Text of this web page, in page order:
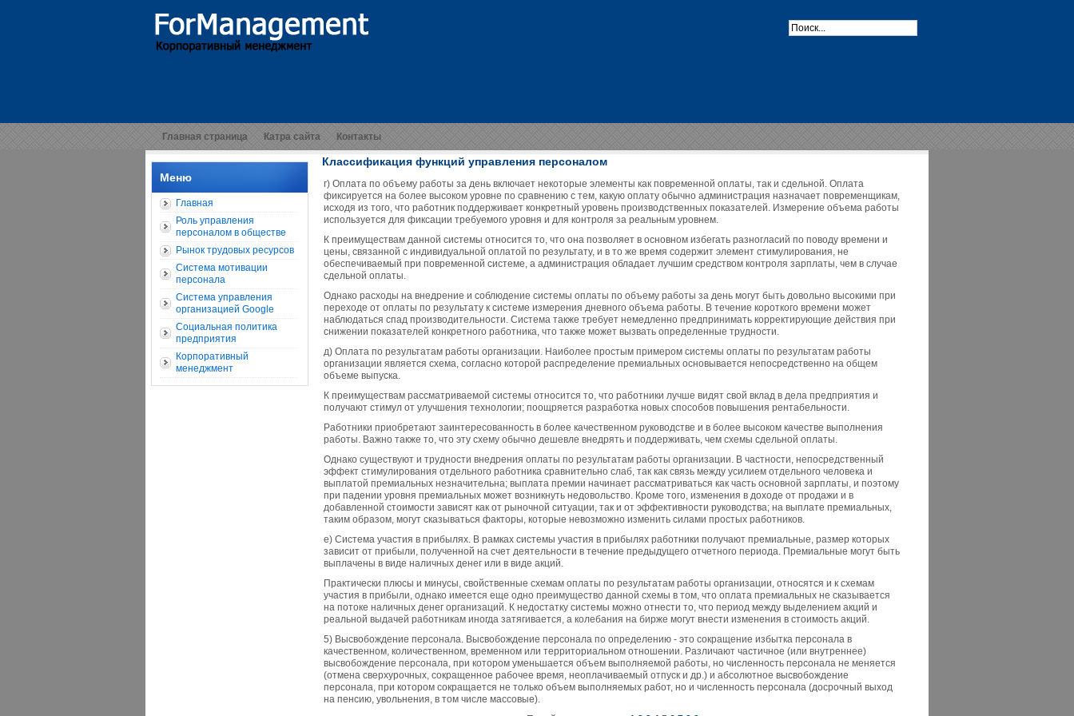
Главная страница Катра сайта Контакты
Меню
Главная
Роль управления
персоналом в обществе
Рынок трудовых ресурсов
Система мотивации
персонала
Система управления
организацией Google
Социальная политика
предприятия
Корпоративный
менеджмент
Классификация функций управления персоналом
г) Оплата по объему работы за день включает некоторые элементы как повременной оплаты, так и сдельной. Оплата
фиксируется на более высоком уровне по сравнению с тем, какую оплату обычно администрация назначает повременщикам,
исходя из того, что работник поддерживает конкретный уровень производственных показателей. Измерение объема работы
используется для фиксации требуемого уровня и для контроля за реальным уровнем.
К преимуществам данной системы относится то, что она позволяет в основном избегать разногласий по поводу времени и
цены, связанной с индивидуальной оплатой по результату, и в то же время содержит элемент стимулирования, не
обеспечиваемый при повременной системе, а администрация обладает лучшим средством контроля зарплаты, чем в случае
сдельной оплаты.
Однако расходы на внедрение и соблюдение системы оплаты по объему работы за день могут быть довольно высокими при
переходе от оплаты по результату к системе измерения дневного объема работы. В течение короткого времени может
наблюдаться спад производительности. Система также требует немедленно предпринимать корректирующие действия при
снижении показателей конкретного работника, что также может вызвать определенные трудности.
д) Оплата по результатам работы организации. Наиболее простым примером системы оплаты по результатам работы
организации является схема, согласно которой распределение премиальных основывается непосредственно на общем
объеме выпуска.
К преимуществам рассматриваемой системы относится то, что работники лучше видят свой вклад в дела предприятия и
получают стимул от улучшения технологии; поощряется разработка новых способов повышения рентабельности.
Работники приобретают заинтересованность в более качественном руководстве и в более высоком качестве выполнения
работы. Важно также то, что эту схему обычно дешевле внедрять и поддерживать, чем схемы сдельной оплаты.
Однако существуют и трудности внедрения оплаты по результатам работы организации. В частности, непосредственный
эффект стимулирования отдельного работника сравнительно слаб, так как связь между усилием отдельного человека и
выплатой премиальных незначительна; выплата премии начинает рассматриваться как часть основной зарплаты, и поэтому
при падении уровня премиальных может возникнуть недовольство. Кроме того, изменения в доходе от продажи и в
добавленной стоимости зависят как от рыночной ситуации, так и от эффективности руководства; на выплате премиальных,
таким образом, могут сказываться факторы, которые невозможно изменить силами простых работников.
е) Система участия в прибылях. В рамках системы участия в прибылях работники получают премиальные, размер которых
зависит от прибыли, полученной на счет деятельности в течение предыдущего отчетного периода. Премиальные могут быть
выплачены в виде наличных денег или в виде акций.
Практически плюсы и минусы, свойственные схемам оплаты по результатам работы организации, относятся и к схемам
участия в прибыли, однако имеется еще одно преимущество данной схемы в том, что оплата премиальных не сказывается
на потоке наличных денег организаций. К недостатку системы можно отнести то, что период между выделением акций и
реальной выдачей работникам иногда затягивается, а колебания на бирже могут внести изменения в стоимость акций.
5) Высвобождение персонала. Высвобождение персонала по определению - это сокращение избытка персонала в
качественном, количественном, временном или территориальном отношении. Различают частичное (или внутреннее)
высвобождение персонала, при котором уменьшается объем выполняемой работы, но численность персонала не меняется
(отмена сверхурочных, сокращенное рабочее время, неоплачиваемый отпуск и др.) и абсолютное высвобождение
персонала, при котором сокращается не только объем выполняемых работ, но и численность персонала (досрочный выход
на пенсию, увольнения, в том числе массовые).